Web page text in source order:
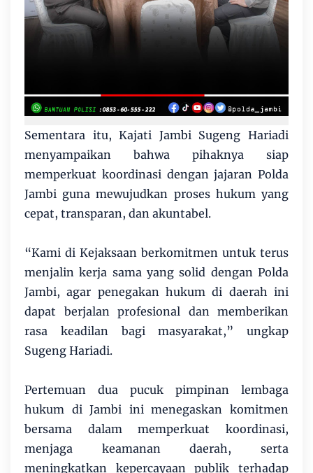
Sementara itu, Kajati Jambi Sugeng Hariadi
menyampaikan bahwa pihaknya siap
memperkuat koordinasi dengan jajaran Polda
Jambi guna mewujudkan proses hukum yang
cepat, transparan, dan akuntabel.
“Kami di Kejaksaan berkomitmen untuk terus
menjalin kerja sama yang solid dengan Polda
Jambi, agar penegakan hukum di daerah ini
dapat berjalan profesional dan memberikan
rasa keadilan bagi masyarakat,” ungkap
Sugeng Hariadi.
Pertemuan dua pucuk pimpinan lembaga
hukum di Jambi ini menegaskan komitmen
bersama dalam memperkuat koordinasi,
menjaga keamanan daerah, serta
meningkatkan kepercayaan publik terhadap